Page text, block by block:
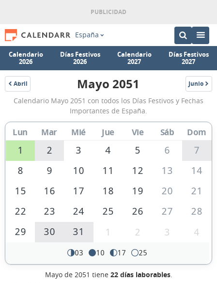
España
Calendario
2026
Días Festivos
2026
Calendario
2027
Días Festivos
2027
Abril
2051
Calendario
Mayo
2051
de
España
Mayo 2051 Junio
2051
Calendario Mayo 2051 con todos los Días Festivos y Fechas
Importantes de España.
Lun Mar Mié Jue Vie Sáb Dom
1 2 3 4 5 6
7
8
9 10 11 12 13
14
15
16 17 18 19 20
21
22
23 24 25 26 27
28
29
30 31 1 2 3 4
03 10 17 25
Mayo de 2051 tiene 22 días laborables.